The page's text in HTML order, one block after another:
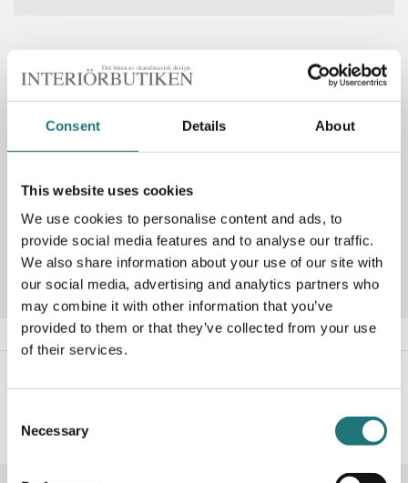
Consent Details About
This website uses cookies
We use cookies to personalise content and ads, to
provide social media features and to analyse our traffic.
We also share information about your use of our site with
our social media, advertising and analytics partners who
may combine it with other information that you’ve
provided to them or that they’ve collected from your use
of their services.
Selection
Necessary
Spara som favorit
Artikelnummer 124423